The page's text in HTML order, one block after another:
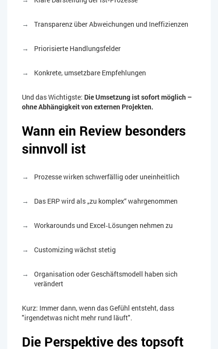
Transparenz über Abweichungen und Ineffizienzen
Priorisierte Handlungsfelder
Konkrete, umsetzbare Empfehlungen
Und das Wichtigste: Die Umsetzung ist sofort möglich –
ohne Abhängigkeit von externen Projekten.
Wann ein Review besonders
sinnvoll ist
Prozesse wirken schwerfällig oder uneinheitlich
Das ERP wird als „zu komplex“ wahrgenommen
Workarounds und Excel‑Lösungen nehmen zu
Customizing wächst stetig
Organisation oder Geschäftsmodell haben sich
verändert
Kurz: Immer dann, wenn das Gefühl entsteht, dass
"irgendetwas nicht mehr rund läuft".
Die Perspektive des topsoft